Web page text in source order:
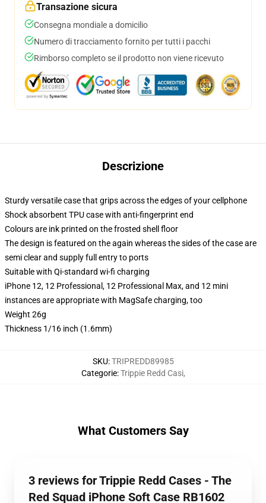
Transazione sicura
Consegna mondiale a domicilio
Numero di tracciamento fornito per tutti i pacchi
Rimborso completo se il prodotto non viene ricevuto
Descrizione
Sturdy versatile case that grips across the edges of your cellphone
Shock absorbent TPU case with anti-fingerprint end
Colours are ink printed on the frosted shell floor
The design is featured on the again whereas the sides of the case are
semi clear and supply full entry to ports
Suitable with Qi-standard wi-fi charging
iPhone 12, 12 Professional, 12 Professional Max, and 12 mini
instances are appropriate with MagSafe charging, too
Weight 26g
Thickness 1/16 inch (1.6mm)
SKU:TRIPREDD89985
Categorie:Trippie Redd Casi,
What Customers Say
3 reviews for Trippie Redd Cases - The
Red Squad iPhone Soft Case RB1602